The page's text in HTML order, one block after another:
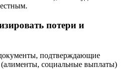
потери и
подтверждающие
(алименты, социальные выплаты)